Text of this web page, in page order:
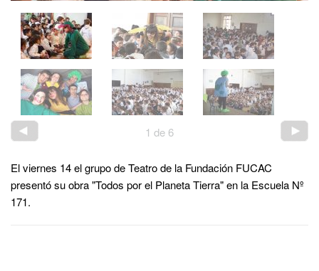
1 de 6
El viernes 14 el grupo de Teatro de la Fundación FUCAC
presentó su obra "Todos por el Planeta Tierra" en la Escuela Nº
171.